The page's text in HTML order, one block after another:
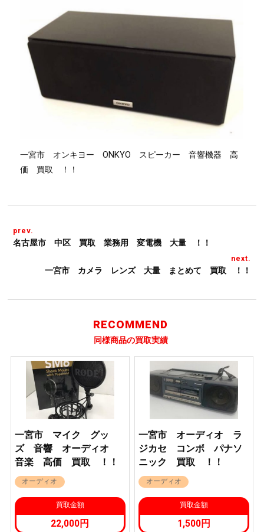
一宮市 オンキヨー ONKYO スピーカー 音響機器 高
価 買取 ！！
prev.
名古屋市 中区 買取 業務用 変電機 大量 ！！
next.
一宮市 カメラ レンズ 大量 まとめて 買取 ！！
RECOMMEND
同様商品の買取実績
一宮市 マイク グッ
ズ 音響 オーディオ
音楽 高価 買取 ！！
オーディオ
買取金額
22,000円
一宮市 オーディオ ラ
ジカセ コンボ パナソ
ニック 買取 ！！
オーディオ
買取金額
1,500円